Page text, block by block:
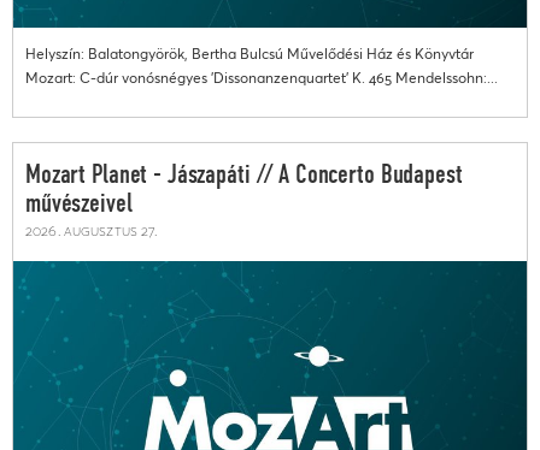
Helyszín: Balatongyörök, Bertha Bulcsú Művelődési Ház és Könyvtár
Mozart: C-dúr vonósnégyes 'Dissonanzenquartet' K. 465 Mendelssohn:...
Mozart Planet - Jászapáti // A Concerto Budapest
művészeivel
2026. augusztus 27.